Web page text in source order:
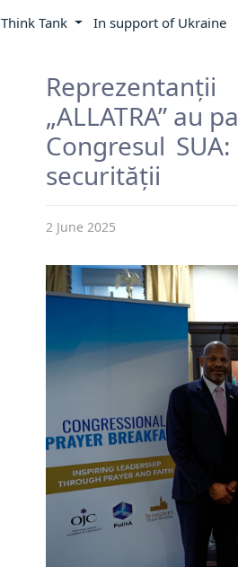
Think Tank In support of Ukraine
„ALLATRA” au
Congresul
securității
2 June 2025